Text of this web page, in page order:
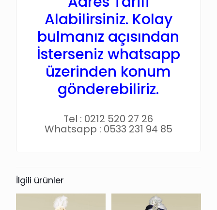
Alabilirsiniz. Kolay
bulmanız açısından
İsterseniz whatsapp
üzerinden konum
gönderebiliriz.
Tel : 0212 520 27 26
Whatsapp : 0533 231 94 85
İlgili ürünler